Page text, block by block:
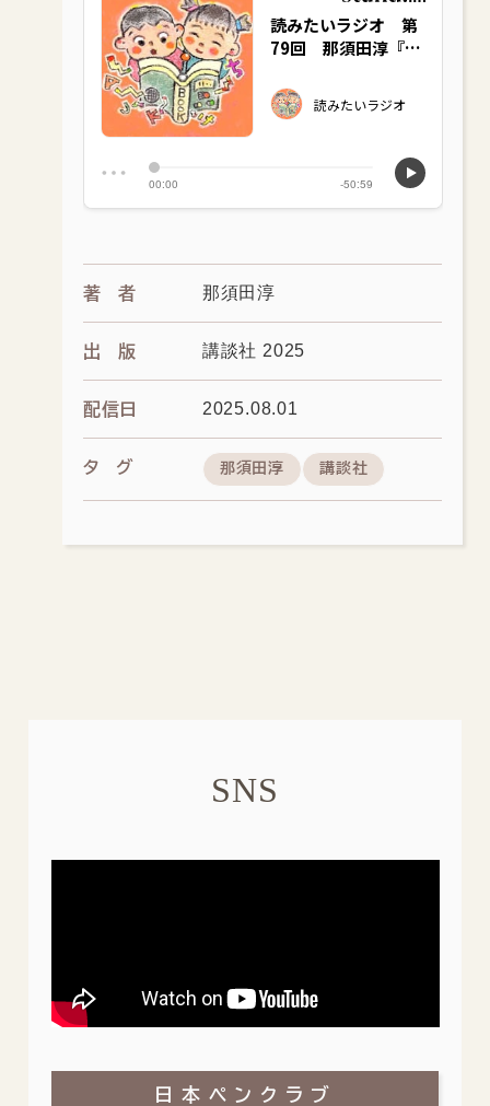
著者 那須田淳
出版 講談社 2025
配信日 2025.08.01
タグ 那須田淳 講談社
SNS
日本ペンクラブ